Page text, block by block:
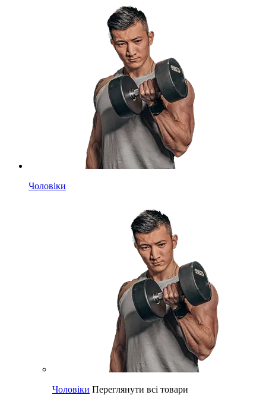
Чоловіки
Чоловіки Переглянути всі товари